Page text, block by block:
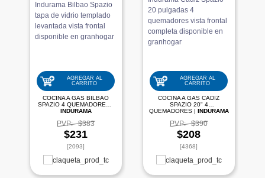
AGREGAR AL
CARRITO
COCINA A GAS BILBAO
INDURAMA
PVP: $383
$231
[2093]
AGREGAR AL
CARRITO
COCINA A GAS CADIZ
SPAZIO 20" 4
QUEMADORES | INDURAMA
PVP: $390
$208
[4368]